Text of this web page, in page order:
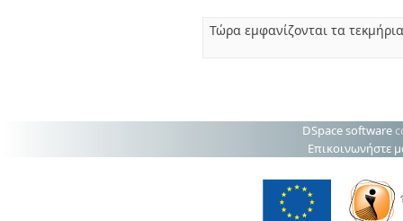
Τώρα εμφανίζονται τα
DSpace software
Επικοινωνήστε